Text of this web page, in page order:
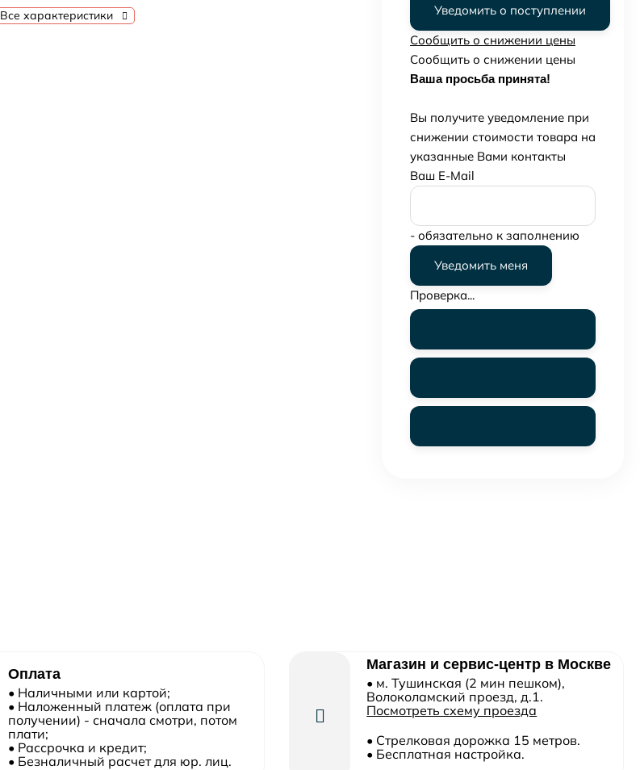
Все характеристики
Уведомить о поступлении
Сообщить о снижении цены
Сообщить о снижении цены
Ваша просьба принята!
Вы получите уведомление при
снижении стоимости товара на
указанные Вами контакты
Ваш E-Mail
- обязательно к заполнению
Проверка...
Оплата
• Наличными или картой;
• Наложенный платеж (оплата при
получении) - сначала смотри, потом
плати;
• Рассрочка и кредит;
• Безналичный расчет для юр. лиц.
Магазин и сервис-центр в Москве
• м. Тушинская (2 мин пешком),
Волоколамский проезд, д.1.
Посмотреть схему проезда
• Cтрелковая дорожка 15 метров.
• Бесплатная настройка.